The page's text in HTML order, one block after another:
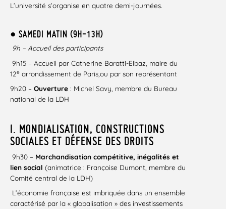
L’université s’organise en quatre demi-journées.
● SAMEDI MATIN (9H-13H)
9h – Accueil des participants
9h15 – Accueil par Catherine Baratti-Elbaz, maire du
12e arrondissement de Paris,ou par son représentant
9h20 – Ouverture : Michel Savy, membre du Bureau
national de la LDH
I. MONDIALISATION, CONSTRUCTIONS
SOCIALES ET DÉFENSE DES DROITS
9h30 – Marchandisation compétitive, inégalités et
lien social (animatrice : Françoise Dumont, membre du
Comité central de la LDH)
L’économie française est imbriquée dans un ensemble
caractérisé par la « globalisation » des investissements